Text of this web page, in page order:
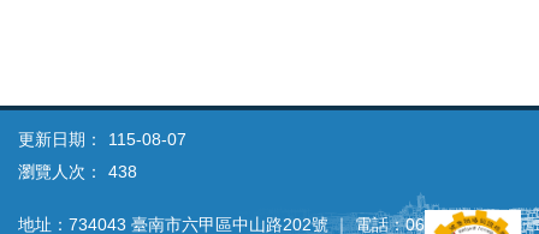
更新日期：
115-08-07
瀏覽人次：
438
地址：734043 臺南市六甲區中山路202號 ｜ 電話：06